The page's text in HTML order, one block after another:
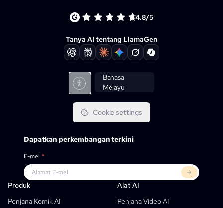
4.8/5
Tanya AI tentang LlamaGen
Bahasa
Melayu
Cookie settings
Dapatkan perkembangan terkini
E-mel *
Produk
Penjana Komik AI
Alat AI
Penjana Video AI
Produk
Penjana Komik AI Percuma
LlamaGen Untuk
Guru
RAKAN KONGSI
OpenAI
Kes Penggunaan
API Buku Komik